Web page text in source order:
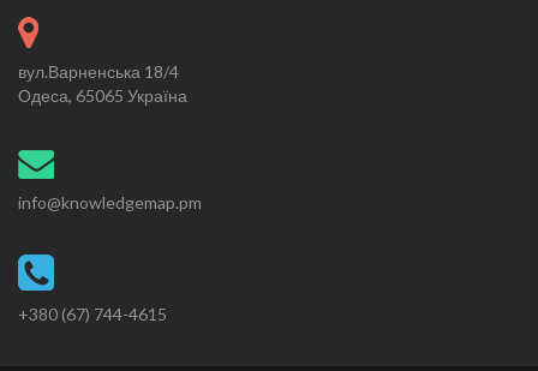
вул.Варненська 18/4
Одеса, 65065 Україна
info@knowledgemap.pm
+380 (67) 744-4615